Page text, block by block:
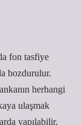
fon tasfiye
bozdurulur.
herhangi
ulaşmak
yapılabilir.